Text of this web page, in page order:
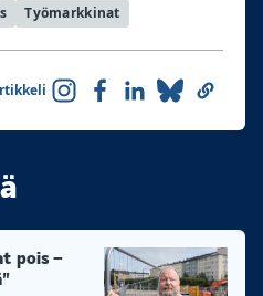
Työmarkkinat
pois –